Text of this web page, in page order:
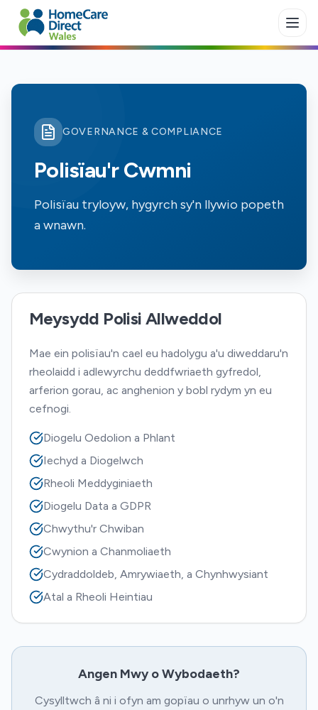
Skip to main content
GOVERNANCE & COMPLIANCE
Polisïau'r Cwmni
Polisïau tryloyw, hygyrch sy'n llywio popeth
a wnawn.
Meysydd Polisi Allweddol
Mae ein polisïau'n cael eu hadolygu a'u diweddaru'n
rheolaidd i adlewyrchu deddfwriaeth gyfredol,
arferion gorau, ac anghenion y bobl rydym yn eu
cefnogi.
Diogelu Oedolion a Phlant
Iechyd a Diogelwch
Rheoli Meddyginiaeth
Diogelu Data a GDPR
Chwythu'r Chwiban
Cwynion a Chanmoliaeth
Cydraddoldeb, Amrywiaeth, a Chynhwysiant
Atal a Rheoli Heintiau
Angen Mwy o Wybodaeth?
Cysylltwch â ni i ofyn am gopïau o unrhyw un o'n